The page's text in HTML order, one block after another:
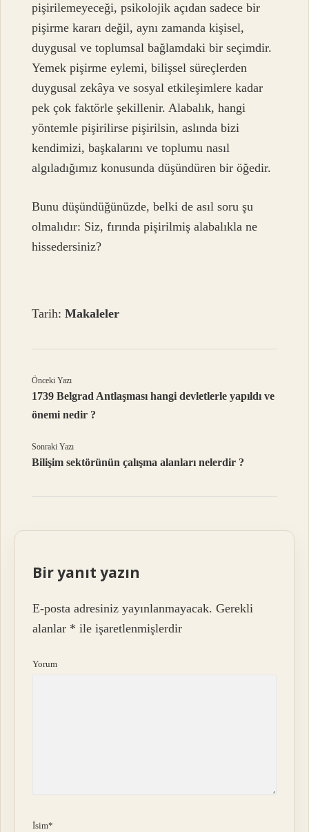
pişirilemeyeceği, psikolojik açıdan sadece bir
pişirme kararı değil, aynı zamanda kişisel,
duygusal ve toplumsal bağlamdaki bir seçimdir.
Yemek pişirme eylemi, bilişsel süreçlerden
duygusal zekâya ve sosyal etkileşimlere kadar
pek çok faktörle şekillenir. Alabalık, hangi
yöntemle pişirilirse pişirilsin, aslında bizi
kendimizi, başkalarını ve toplumu nasıl
algıladığımız konusunda düşündüren bir öğedir.
Bunu düşündüğünüzde, belki de asıl soru şu
olmalıdır: Siz, fırında pişirilmiş alabalıkla ne
hissedersiniz?
Tarih:Makaleler
Önceki Yazı
1739 Belgrad Antlaşması hangi devletlerle yapıldı ve
önemi nedir ?
Sonraki Yazı
Bilişim sektörünün çalışma alanları nelerdir ?
Bir yanıt yazın
E-posta adresiniz yayınlanmayacak. Gerekli
alanlar * ile işaretlenmişlerdir
Yorum
İsim*